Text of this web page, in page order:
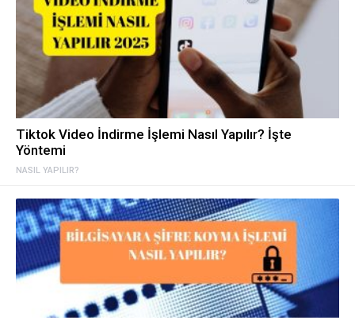
NASIL YAPILIR?
Tiktok Video İndirme İşlemi Nasıl Yapılır? İşte
Yöntemi